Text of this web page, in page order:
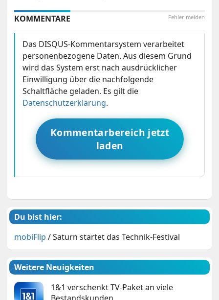
Fehler melden
KOMMENTARE
Das DISQUS-Kommentarsystem verarbeitet
personenbezogene Daten. Aus diesem Grund
wird das System erst nach ausdrücklicher
Einwilligung über die nachfolgende
Schaltfläche geladen. Es gilt die
Datenschutzerklärung.
Kommentarbereich jetzt
laden
Du bist hier:
mobiFlip /Saturn startet das Technik-Festival
Weitere Neuigkeiten
1&1 verschenkt TV-Paket an viele